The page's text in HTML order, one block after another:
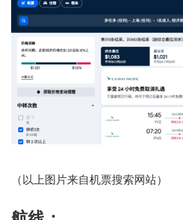
（以上图片来自机票搜索网站）